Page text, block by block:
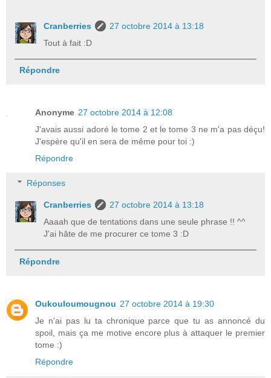
Cranberries
27 octobre 2014 à 13:18
Tout à fait :D
Répondre
Anonyme 27 octobre 2014 à 12:08
J'avais aussi adoré le tome 2 et le tome 3 ne m'a pas déçu!
J'espère qu'il en sera de même pour toi :)
Répondre
Réponses
Cranberries
27 octobre 2014 à 13:18
Aaaah que de tentations dans une seule phrase !! ^^
J'ai hâte de me procurer ce tome 3 :D
Répondre
Oukouloumougnou 27 octobre 2014 à 19:30
Je n'ai pas lu ta chronique parce que tu as annoncé du
spoil, mais ça me motive encore plus à attaquer le premier
tome :)
Répondre